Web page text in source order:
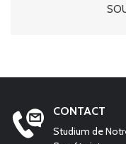
CONTACT
Studium de